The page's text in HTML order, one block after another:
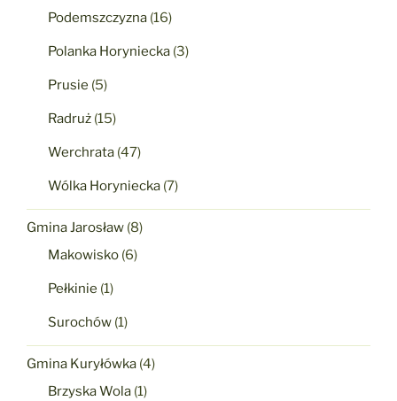
Podemszczyzna (16)
Polanka Horyniecka (3)
Prusie (5)
Radruż (15)
Werchrata (47)
Wólka Horyniecka (7)
Gmina Jarosław (8)
Makowisko (6)
Pełkinie (1)
Surochów (1)
Gmina Kuryłówka (4)
Brzyska Wola (1)